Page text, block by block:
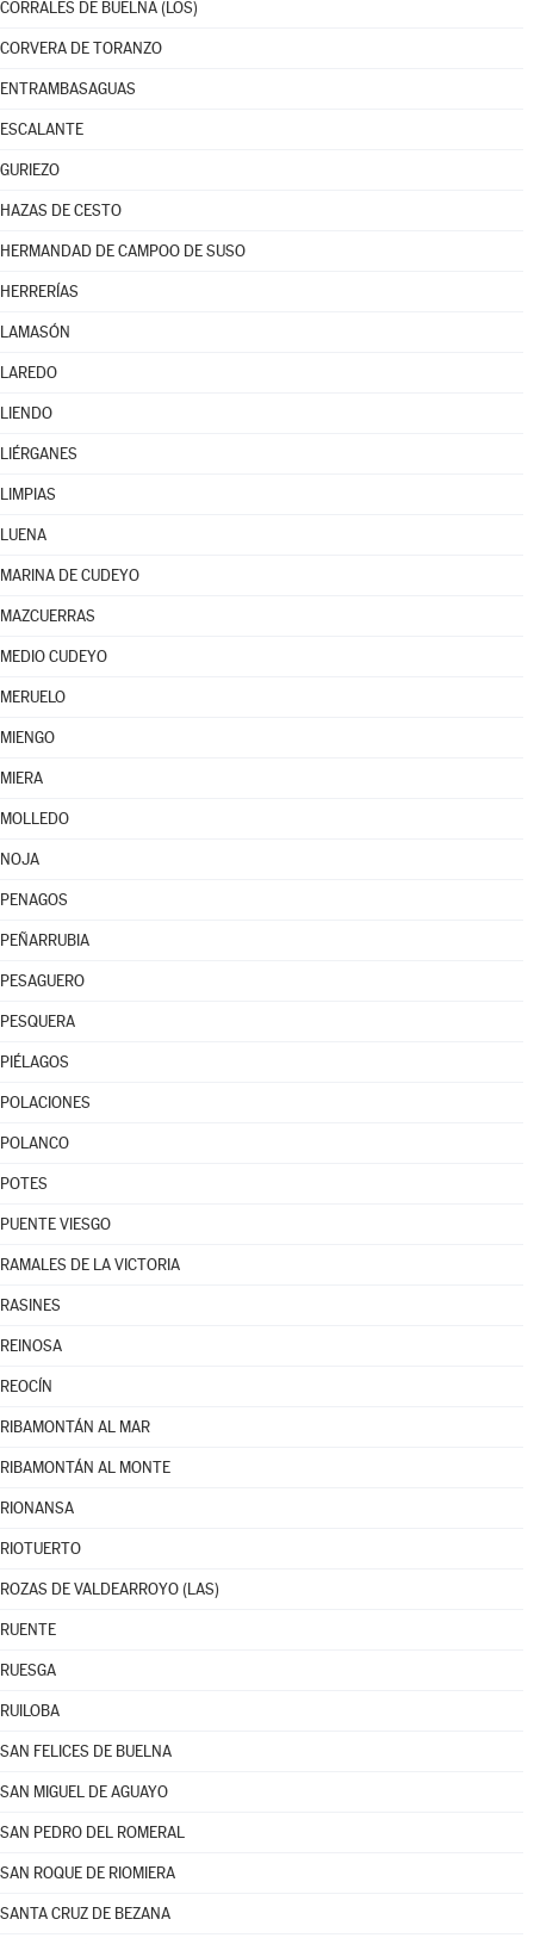
CORRALES DE BUELNA (LOS)
CORVERA DE TORANZO
ENTRAMBASAGUAS
ESCALANTE
GURIEZO
HAZAS DE CESTO
HERMANDAD DE CAMPOO DE SUSO
HERRERÍAS
LAMASÓN
LAREDO
LIENDO
LIÉRGANES
LIMPIAS
LUENA
MARINA DE CUDEYO
MAZCUERRAS
MEDIO CUDEYO
MERUELO
MIENGO
MIERA
MOLLEDO
NOJA
PENAGOS
PEÑARRUBIA
PESAGUERO
PESQUERA
PIÉLAGOS
POLACIONES
POLANCO
POTES
PUENTE VIESGO
RAMALES DE LA VICTORIA
RASINES
REINOSA
REOCÍN
RIBAMONTÁN AL MAR
RIBAMONTÁN AL MONTE
RIONANSA
RIOTUERTO
ROZAS DE VALDEARROYO (LAS)
RUENTE
RUESGA
RUILOBA
SAN FELICES DE BUELNA
SAN MIGUEL DE AGUAYO
SAN PEDRO DEL ROMERAL
SAN ROQUE DE RIOMIERA
SANTA CRUZ DE BEZANA